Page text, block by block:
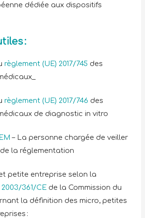
dédiée aux dispositifs
:
règlement (UE) 2017/745 des
règlement (UE) 2017/746 des
de diagnostic in vitro
– La personne chargée de veiller
la réglementation
petite entreprise selon la
361/CE de la Commission du
la définition des micro, petites
: